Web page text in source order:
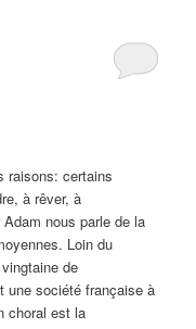
raisons: certains
à rêver, à
nous parle de la
Loin du
de
une société française à
choral est la